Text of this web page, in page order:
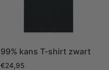
99% kans T-shirt zwart
€24,95